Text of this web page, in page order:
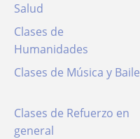
Salud
Clases de
Humanidades
Clases de Música y Baile
Clases de Refuerzo en
general